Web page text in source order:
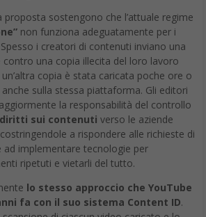
proposta sostengono che l’attuale regime
non funziona adeguatamente per i
Spesso i creatori di contenuti inviano una
una copia illecita del loro lavoro
copia è stata caricata poche ore o
sulla stessa piattaforma. Gli editori
la responsabilità del controllo
sui contenuti verso le aziende
costringendole a rispondere alle richieste di
ad implementare tecnologie per
ripetuti e vietarli del tutto.
lo stesso approccio che YouTube
fa con il suo sistema Content ID.